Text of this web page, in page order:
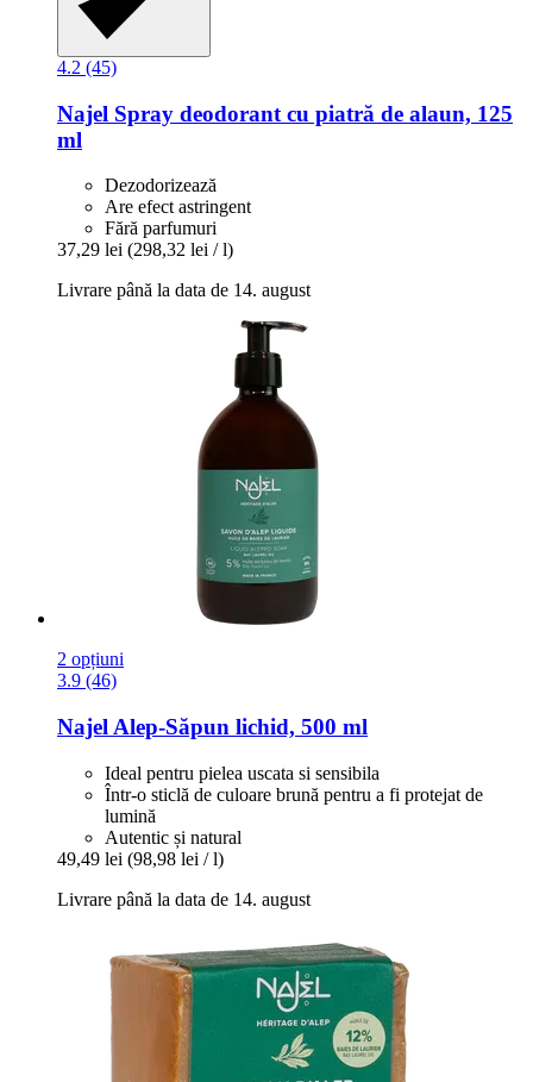
4.2 (45)
Najel Spray deodorant cu piatră de alaun, 125
ml
Dezodorizează
Are efect astringent
Fără parfumuri
37,29 lei (298,32 lei / l)
Livrare până la data de 14. august
2 opțiuni
3.9 (46)
Najel Alep-​Săpun lichid, 500 ml
Ideal pentru pielea uscata si sensibila
Într-o sticlă de culoare brună pentru a fi protejat de
lumină
Autentic și natural
49,49 lei (98,98 lei / l)
Livrare până la data de 14. august